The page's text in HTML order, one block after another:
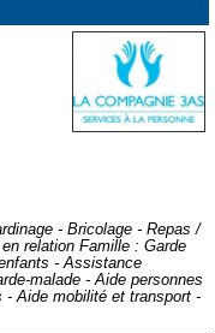
- Bricolage - Repas /
relation Famille : Garde
- Assistance
malade - Aide personnes
- Aide mobilité et transport -